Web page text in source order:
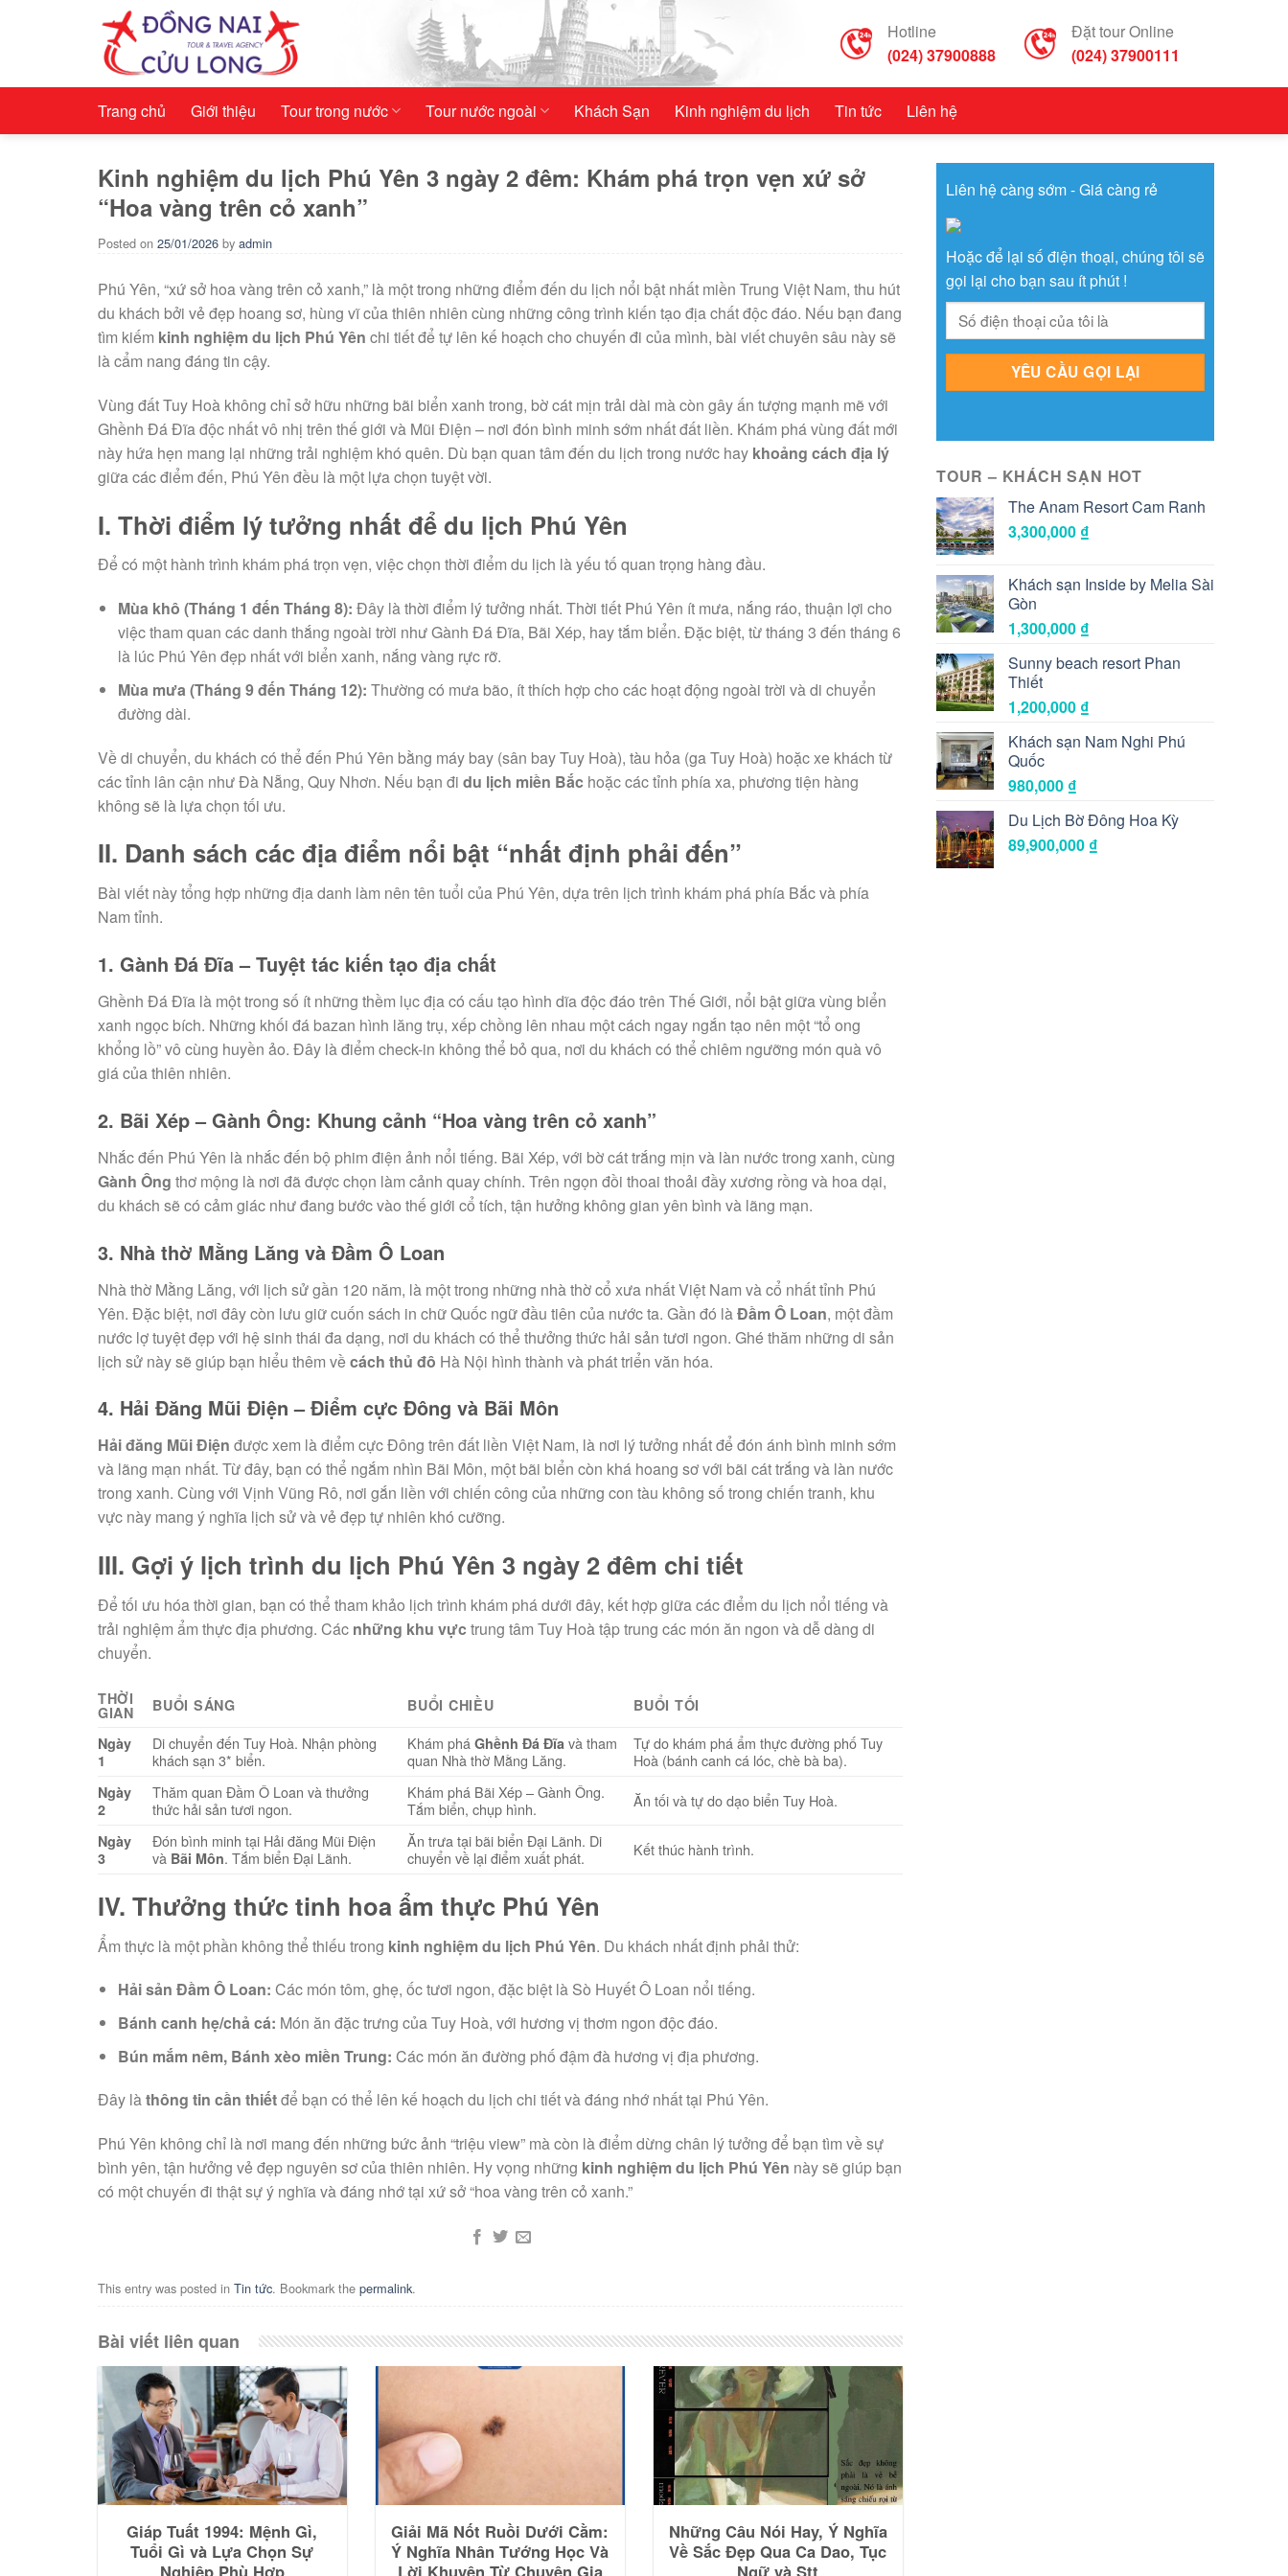
Hotline
(024) 37900888
Đặt tour Online
(024) 37900111
Trang chủ Giới thiệu Tour trong nước Tour nước ngoài Khách Sạn Kinh nghiệm du lịch Tin tức Liên hệ
Kinh nghiệm du lịch Phú Yên 3 ngày 2 đêm: Khám phá trọn vẹn xứ sở
“Hoa vàng trên cỏ xanh”
Posted on 25/01/2026 by admin
Phú Yên, “xứ sở hoa vàng trên cỏ xanh,” là một trong những điểm đến du lịch nổi bật nhất miền Trung Việt Nam, thu hút
du khách bởi vẻ đẹp hoang sơ, hùng vĩ của thiên nhiên cùng những công trình kiến tạo địa chất độc đáo. Nếu bạn đang
tìm kiếm kinh nghiệm du lịch Phú Yên chi tiết để tự lên kế hoạch cho chuyến đi của mình, bài viết chuyên sâu này sẽ
là cẩm nang đáng tin cậy.
Vùng đất Tuy Hoà không chỉ sở hữu những bãi biển xanh trong, bờ cát mịn trải dài mà còn gây ấn tượng mạnh mẽ với
Ghềnh Đá Đĩa độc nhất vô nhị trên thế giới và Mũi Điện – nơi đón bình minh sớm nhất đất liền. Khám phá vùng đất mới
này hứa hẹn mang lại những trải nghiệm khó quên. Dù bạn quan tâm đến du lịch trong nước hay khoảng cách địa lý
giữa các điểm đến, Phú Yên đều là một lựa chọn tuyệt vời.
I. Thời điểm lý tưởng nhất để du lịch Phú Yên
Để có một hành trình khám phá trọn vẹn, việc chọn thời điểm du lịch là yếu tố quan trọng hàng đầu.
Mùa khô (Tháng 1 đến Tháng 8): Đây là thời điểm lý tưởng nhất. Thời tiết Phú Yên ít mưa, nắng ráo, thuận lợi cho
việc tham quan các danh thắng ngoài trời như Gành Đá Đĩa, Bãi Xép, hay tắm biển. Đặc biệt, từ tháng 3 đến tháng 6
là lúc Phú Yên đẹp nhất với biển xanh, nắng vàng rực rỡ.
Mùa mưa (Tháng 9 đến Tháng 12): Thường có mưa bão, ít thích hợp cho các hoạt động ngoài trời và di chuyển
đường dài.
Về di chuyển, du khách có thể đến Phú Yên bằng máy bay (sân bay Tuy Hoà), tàu hỏa (ga Tuy Hoà) hoặc xe khách từ
các tỉnh lân cận như Đà Nẵng, Quy Nhơn. Nếu bạn đi du lịch miền Bắc hoặc các tỉnh phía xa, phương tiện hàng
không sẽ là lựa chọn tối ưu.
II. Danh sách các địa điểm nổi bật “nhất định phải đến”
Bài viết này tổng hợp những địa danh làm nên tên tuổi của Phú Yên, dựa trên lịch trình khám phá phía Bắc và phía
Nam tỉnh.
1. Gành Đá Đĩa – Tuyệt tác kiến tạo địa chất
Ghềnh Đá Đĩa là một trong số ít những thềm lục địa có cấu tạo hình dĩa độc đáo trên Thế Giới, nổi bật giữa vùng biển
xanh ngọc bích. Những khối đá bazan hình lăng trụ, xếp chồng lên nhau một cách ngay ngắn tạo nên một “tổ ong
khổng lồ” vô cùng huyền ảo. Đây là điểm check-in không thể bỏ qua, nơi du khách có thể chiêm ngưỡng món quà vô
giá của thiên nhiên.
2. Bãi Xép – Gành Ông: Khung cảnh “Hoa vàng trên cỏ xanh”
Nhắc đến Phú Yên là nhắc đến bộ phim điện ảnh nổi tiếng. Bãi Xép, với bờ cát trắng mịn và làn nước trong xanh, cùng
Gành Ông thơ mộng là nơi đã được chọn làm cảnh quay chính. Trên ngọn đồi thoai thoải đầy xương rồng và hoa dại,
du khách sẽ có cảm giác như đang bước vào thế giới cổ tích, tận hưởng không gian yên bình và lãng mạn.
3. Nhà thờ Mằng Lăng và Đầm Ô Loan
Nhà thờ Mằng Lăng, với lịch sử gần 120 năm, là một trong những nhà thờ cổ xưa nhất Việt Nam và cổ nhất tỉnh Phú
Yên. Đặc biệt, nơi đây còn lưu giữ cuốn sách in chữ Quốc ngữ đầu tiên của nước ta. Gần đó là Đầm Ô Loan, một đầm
nước lợ tuyệt đẹp với hệ sinh thái đa dạng, nơi du khách có thể thưởng thức hải sản tươi ngon. Ghé thăm những di sản
lịch sử này sẽ giúp bạn hiểu thêm vềcách thủ đô Hà Nội hình thành và phát triển văn hóa.
4. Hải Đăng Mũi Điện – Điểm cực Đông và Bãi Môn
Hải đăng Mũi Điện được xem là điểm cực Đông trên đất liền Việt Nam, là nơi lý tưởng nhất để đón ánh bình minh sớm
và lãng mạn nhất. Từ đây, bạn có thể ngắm nhìn Bãi Môn, một bãi biển còn khá hoang sơ với bãi cát trắng và làn nước
trong xanh. Cùng với Vịnh Vũng Rô, nơi gắn liền với chiến công của những con tàu không số trong chiến tranh, khu
vực này mang ý nghĩa lịch sử và vẻ đẹp tự nhiên khó cưỡng.
III. Gợi ý lịch trình du lịch Phú Yên 3 ngày 2 đêm chi tiết
Để tối ưu hóa thời gian, bạn có thể tham khảo lịch trình khám phá dưới đây, kết hợp giữa các điểm du lịch nổi tiếng và
trải nghiệm ẩm thực địa phương. Các những khu vực trung tâm Tuy Hoà tập trung các món ăn ngon và dễ dàng di
chuyển.
THỜI
GIAN BUỔI SÁNG BUỔI CHIỀU
BUỔI TỐI
Ngày
1
Di chuyển đến Tuy Hoà. Nhận phòng
khách sạn 3* biển.
Khám pháGhềnh Đá Đĩa và tham
quan Nhà thờ Mằng Lăng.
Tự do khám phá ẩm thực đường phố Tuy
Hoà (bánh canh cá lóc, chè bà ba).
Ngày
2
Thăm quan Đầm Ô Loan và thưởng
thức hải sản tươi ngon.
Khám phá Bãi Xép – Gành Ông.
Tắm biển, chụp hình.
Ăn tối và tự do dạo biển Tuy Hoà.
Ngày
3
Đón bình minh tại Hải đăng Mũi Điện
và Bãi Môn. Tắm biển Đại Lãnh.
Ăn trưa tại bãi biển Đại Lãnh. Di
chuyển về lại điểm xuất phát.
Kết thúc hành trình.
IV. Thưởng thức tinh hoa ẩm thực Phú Yên
Ẩm thực là một phần không thể thiếu trong kinh nghiệm du lịch Phú Yên. Du khách nhất định phải thử:
Hải sản Đầm Ô Loan: Các món tôm, ghẹ, ốc tươi ngon, đặc biệt là Sò Huyết Ô Loan nổi tiếng.
Bánh canh hẹ/chả cá: Món ăn đặc trưng của Tuy Hoà, với hương vị thơm ngon độc đáo.
Bún mắm nêm, Bánh xèo miền Trung: Các món ăn đường phố đậm đà hương vị địa phương.
Đây làthông tin cần thiếtđể bạn có thể lên kế hoạch du lịch chi tiết và đáng nhớ nhất tại Phú Yên.
Phú Yên không chỉ là nơi mang đến những bức ảnh “triệu view” mà còn là điểm dừng chân lý tưởng để bạn tìm về sự
bình yên, tận hưởng vẻ đẹp nguyên sơ của thiên nhiên. Hy vọng những kinh nghiệm du lịch Phú Yên này sẽ giúp bạn
có một chuyến đi thật sự ý nghĩa và đáng nhớ tại xứ sở “hoa vàng trên cỏ xanh.”
This entry was posted in Tin tức. Bookmark the permalink.
Bài viết liên quan
Giáp Tuất 1994: Mệnh Gì,
Tuổi Gì và Lựa Chọn Sự
Nghiệp Phù Hợp
Giải Mã Nốt Ruồi Dưới Cằm:
Ý Nghĩa Nhân Tướng Học Và
Lời Khuyên Từ Chuyên Gia
Những Câu Nói Hay, Ý Nghĩa
Về Sắc Đẹp Qua Ca Dao, Tục
Ngữ và Stt
Liên hệ càng sớm - Giá càng rẻ
Hoặc để lại số điện thoại, chúng tôi sẽ
gọi lại cho bạn sau ít phút !
TOUR – KHÁCH SẠN HOT
The Anam Resort Cam Ranh
3,300,000 ₫
Khách sạn Inside by Melia Sài
Gòn
1,300,000 ₫
Sunny beach resort Phan
Thiết
1,200,000 ₫
Khách sạn Nam Nghi Phú
Quốc
980,000 ₫
Du Lịch Bờ Đông Hoa Kỳ
89,900,000 ₫